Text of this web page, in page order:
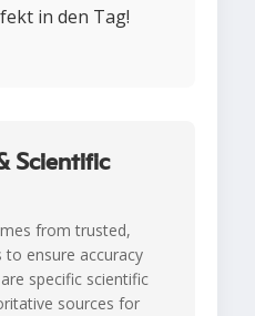
in den Tag!
Scientific
from trusted,
ensure accuracy
specific scientific
sources for